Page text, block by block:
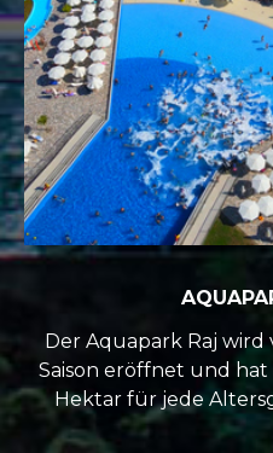
Der Aquapark Raj wird
Saison eröffnet und hat
Hektar für jede